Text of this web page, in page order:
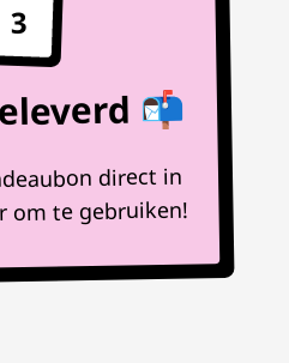
3
📬
direct in
om te gebruiken!